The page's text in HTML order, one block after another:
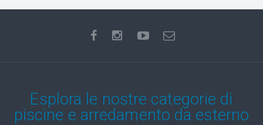
Esplora le nostre categorie di
piscine e arredamento da esterno